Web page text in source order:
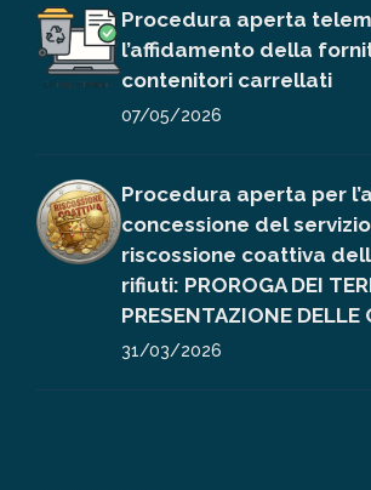
Procedura aperta
l’affidamento della
contenitori carrellati
07/05/2026
Procedura aperta per
concessione del
riscossione coattiva
rifiuti: PROROGA DEI
PRESENTAZIONE DELLE
31/03/2026